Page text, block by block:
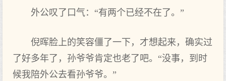
外公叹了口气：“有两个已经不在了。”
倪晖脸上的笑容僵了一下，才想起来，确实过
了好多年了，孙爷爷肯定也老了吧。“没事，到时
候我陪外公去看孙爷爷。”